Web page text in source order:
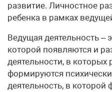
развитие. Личностное
ребенка в рамках
Ведущая деятельность –
которой появляются и
деятельности, в которых
формируются
деятельность, в